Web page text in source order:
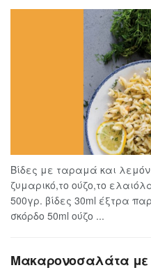
Βίδες με ταραμά και
ζυμαρικό,το ούζο,το
500γρ. βίδες 30ml έξτρα
σκόρδο 50ml ούζο ...
Μακαρονοσαλάτα με